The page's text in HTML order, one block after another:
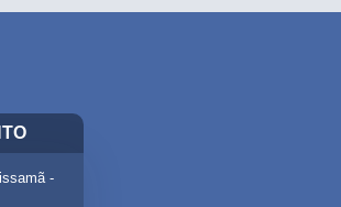
-